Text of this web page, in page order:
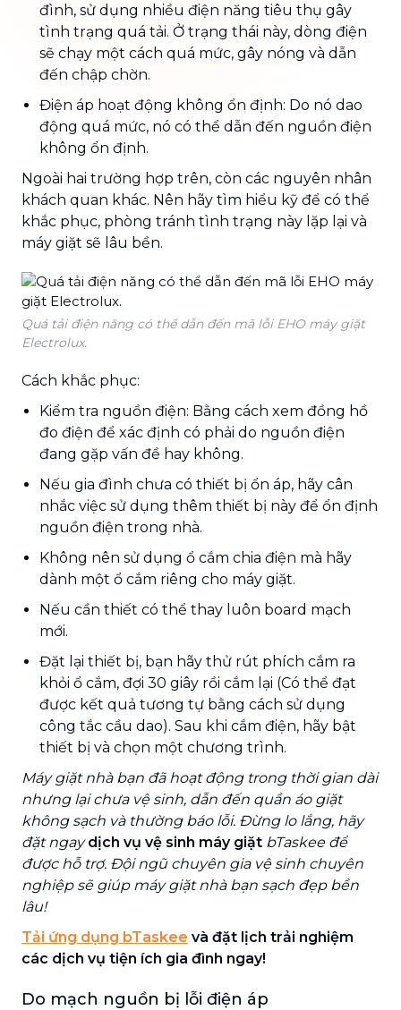
đình, sử dụng nhiều điện năng tiêu thụ gây
tình trạng quá tải. Ở trạng thái này, dòng điện
sẽ chạy một cách quá mức, gây nóng và dẫn
đến chập chờn.
Điện áp hoạt động không ổn định: Do nó dao
động quá mức, nó có thể dẫn đến nguồn điện
không ổn định.
Ngoài hai trường hợp trên, còn các nguyên nhân
khách quan khác. Nên hãy tìm hiểu kỹ để có thể
khắc phục, phòng tránh tình trạng này lặp lại và
máy giặt sẽ lâu bền.
Quá tải điện năng có thể dẫn đến mã lỗi EHO máy giặt
Electrolux.
Cách khắc phục:
Kiểm tra nguồn điện: Bằng cách xem đồng hồ
đo điện để xác định có phải do nguồn điện
đang gặp vấn đề hay không.
Nếu gia đình chưa có thiết bị ổn áp, hãy cân
nhắc việc sử dụng thêm thiết bị này để ổn định
nguồn điện trong nhà.
Không nên sử dụng ổ cắm chia điện mà hãy
dành một ổ cắm riêng cho máy giặt.
Nếu cần thiết có thể thay luôn board mạch
mới.
Đặt lại thiết bị, bạn hãy thử rút phích cắm ra
khỏi ổ cắm, đợi 30 giây rồi cắm lại (Có thể đạt
được kết quả tương tự bằng cách sử dụng
công tắc cầu dao). Sau khi cắm điện, hãy bật
thiết bị và chọn một chương trình.
Máy giặt nhà bạn đã hoạt động trong thời gian dài
nhưng lại chưa vệ sinh, dẫn đến quần áo giặt
không sạch và thường báo lỗi. Đừng lo lắng, hãy
đặt ngaydịch vụ vệ sinh máy giặt bTaskee để
được hỗ trợ. Đội ngũ chuyên gia vệ sinh chuyên
nghiệp sẽ giúp máy giặt nhà bạn sạch đẹp bền
lâu!
Tải ứng dụng bTaskee và đặt lịch trải nghiệm
các dịch vụ tiện ích gia đình ngay!
Do mạch nguồn bị lỗi điện áp